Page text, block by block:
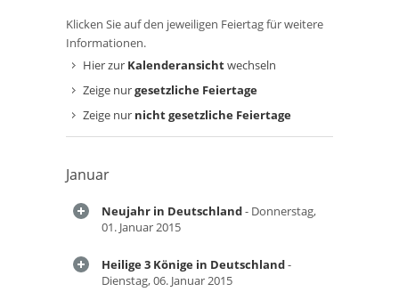
Klicken Sie auf den jeweiligen Feiertag für weitere
Informationen.
Hier zur Kalenderansichtwechseln
Zeige nurgesetzliche Feiertage
Zeige nur nicht gesetzliche Feiertage
Januar
Neujahr in Deutschland- Donnerstag,
01. Januar 2015
Heilige 3 Könige in Deutschland-
Dienstag, 06. Januar 2015